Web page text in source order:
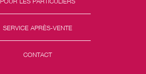
SERVICE APRÈS-VENTE
CONTACT